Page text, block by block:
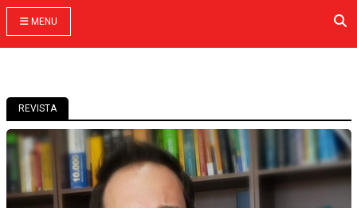
MENU
REVISTA